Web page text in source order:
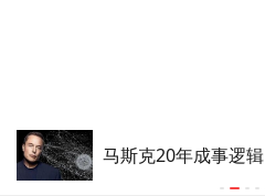
马斯克20年成事逻辑